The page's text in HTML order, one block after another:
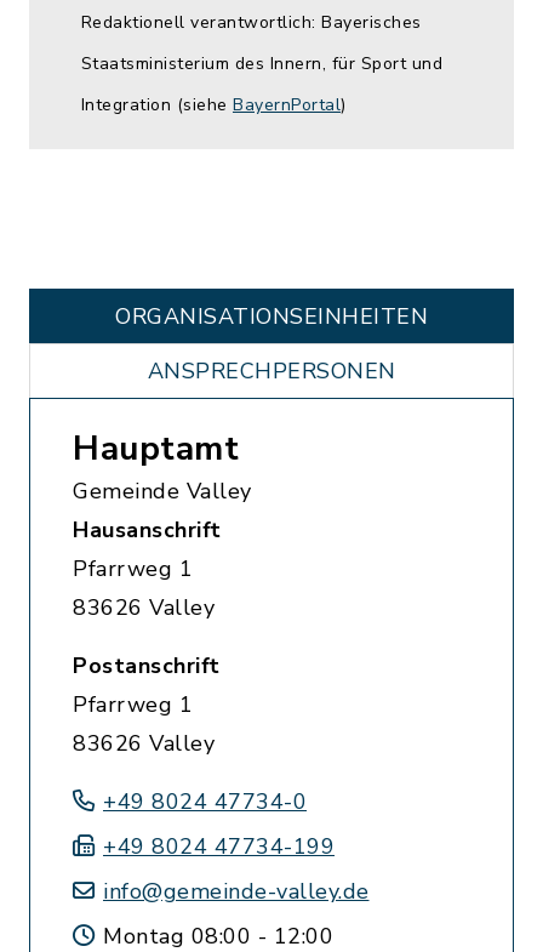
Redaktionell verantwortlich: Bayerisches
Staatsministerium des Innern, für Sport und
Integration (siehe BayernPortal)
ORGANISATIONS­EINHEITEN
ANSPRECHPERSONEN
Hauptamt
Gemeinde Valley
Hausanschrift
Pfarrweg 1
83626 Valley
Postanschrift
Pfarrweg 1
83626 Valley
+49 8024 47734-0
+49 8024 47734-199
info@gemeinde-valley.de
Montag 08:00 - 12:00